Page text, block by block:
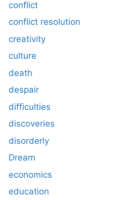
conflict
conflict resolution
creativity
culture
death
despair
difficulties
discoveries
disorderly
Dream
economics
education